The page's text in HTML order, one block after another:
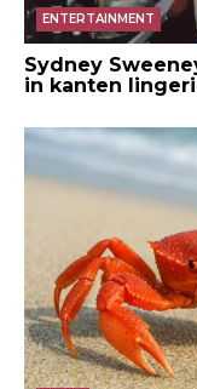
ENTERTAINMENT
Sydney
in kanten